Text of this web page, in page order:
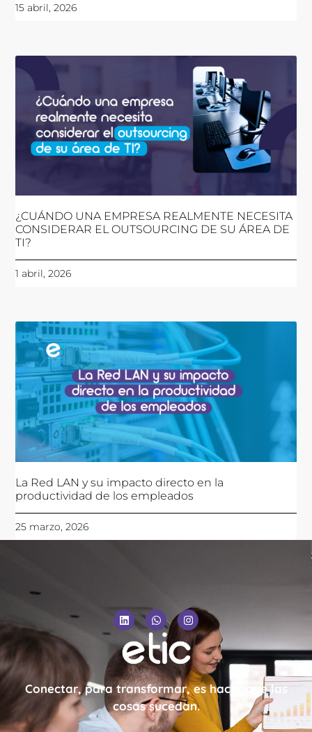
15 abril, 2026
¿CUÁNDO UNA EMPRESA REALMENTE NECESITA
CONSIDERAR EL OUTSOURCING DE SU ÁREA DE
TI?
1 abril, 2026
La Red LAN y su impacto directo en la
productividad de los empleados
25 marzo, 2026
Conectar, para transformar, es hacer que las
cosas sucedan.